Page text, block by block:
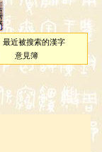
最近被搜索的漢字
意見簿